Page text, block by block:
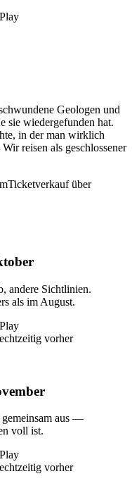
Geologen und
sie wiedergefunden hat.
in der man wirklich
reisen als geschlossener
Ticketverkauf über
andere Sichtlinien.
als im August.
vorher
gemeinsam aus —
voll ist.
vorher